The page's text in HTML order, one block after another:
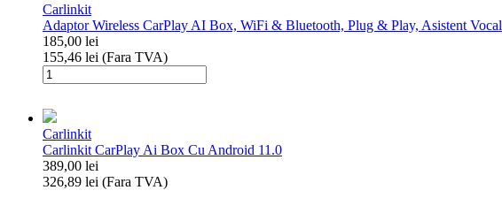
Carlinkit
Adaptor Wireless CarPlay AI Box, WiFi & Bluetooth, Plug & Play, Asistent Vocal
185,00 lei
155,46 lei (Fara TVA)
Cantitate
Adaptor
CarPlay
AI
Box,
WiFi
&
Carlinkit
Carlinkit CarPlay Ai Box Cu Android 11.0
389,00 lei
326,89 lei (Fara TVA)